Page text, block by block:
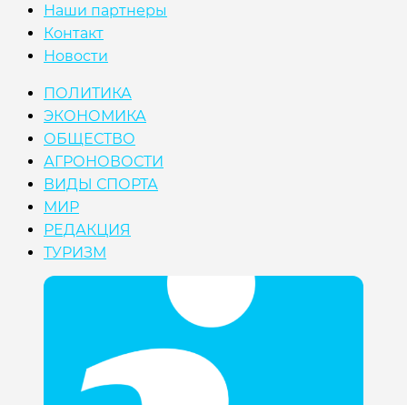
Наши партнеры
Контакт
Новости
ПОЛИТИКА
ЭКОНОМИКА
ОБЩЕСТВО
АГРОНОВОСТИ
ВИДЫ СПОРТА
МИР
РЕДАКЦИЯ
ТУРИЗМ